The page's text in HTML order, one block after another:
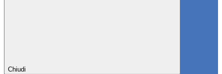
Chiudi